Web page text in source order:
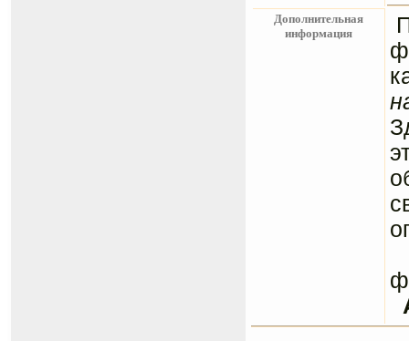
Дополнительная
информация